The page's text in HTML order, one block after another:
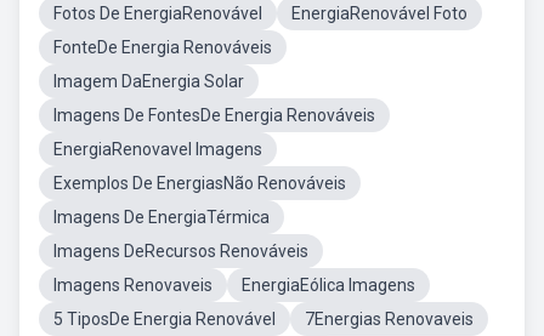
Fotos De EnergiaRenovável
EnergiaRenovável Foto
FonteDe Energia Renováveis
Imagem DaEnergia Solar
Imagens De FontesDe Energia Renováveis
EnergiaRenovavel Imagens
Exemplos De EnergiasNão Renováveis
Imagens De EnergiaTérmica
Imagens DeRecursos Renováveis
Imagens Renovaveis
EnergiaEólica Imagens
5 TiposDe Energia Renovável
7Energias Renovaveis